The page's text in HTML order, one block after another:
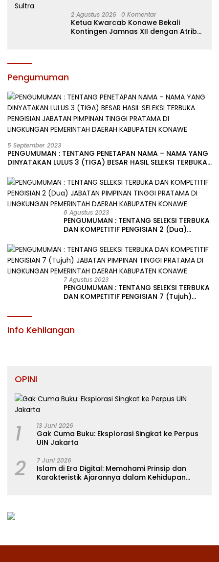
2 Agustus 2026 0 Komentar
Ketua Kwarcab Konawe Bekali
Kontingen Jamnas XII dengan Atribut
Pengumuman
5 September 2023
PENGUMUMAN : TENTANG PENETAPAN NAMA – NAMA YANG
DINYATAKAN LULUS 3 (TIGA) BESAR HASIL SELEKSI TERBUKA
LINGKUNGAN PEMERINTAH DAERAH KABUPATEN KONAWE
8 Agustus 2023
PENGUMUMAN : TENTANG SELEKSI TERBUKA
DAN KOMPETITIF PENGISIAN 2 (Dua)
LINGKUNGAN PEMERINTAH DAERAH
KABUPATEN KONAWE
7 Agustus 2023
PENGUMUMAN : TENTANG SELEKSI TERBUKA
DAN KOMPETITIF PENGISIAN 7 (Tujuh)
Info Kehilangan
OPINI
1 13 Juni 2026
Gak Cuma Buku: Eksplorasi Singkat ke Perpus
UIN Jakarta
2 7 Juni 2026
Islam di Era Digital: Memahami Prinsip dan
Karakteristik Ajarannya dalam Kehidupan